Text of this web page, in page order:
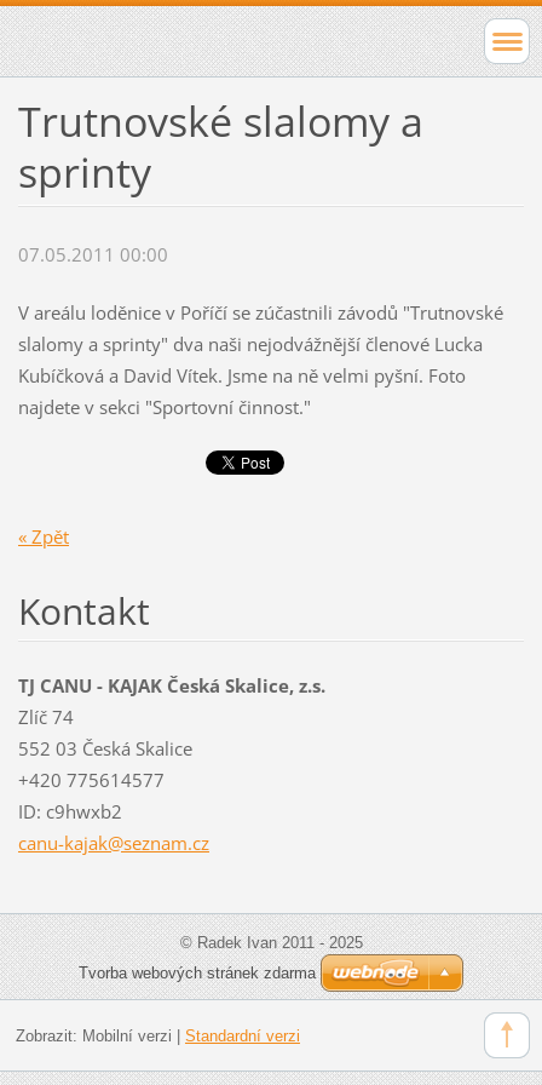
Trutnovské slalomy a
sprinty
07.05.2011 00:00
V areálu loděnice v Poříčí se zúčastnili závodů "Trutnovské
slalomy a sprinty" dva naši nejodvážnější členové Lucka
Kubíčková a David Vítek. Jsme na ně velmi pyšní. Foto
najdete v sekci "Sportovní činnost."
« Zpět
Kontakt
TJ CANU - KAJAK Česká Skalice, z.s.
Zlíč 74
552 03 Česká Skalice
+420 775614577
ID: c9hwxb2
canu-kajak@seznam.cz
© Radek Ivan 2011 - 2025
Tvorba webových stránek zdarma
Zobrazit: Mobilní verzi Standardní verzi